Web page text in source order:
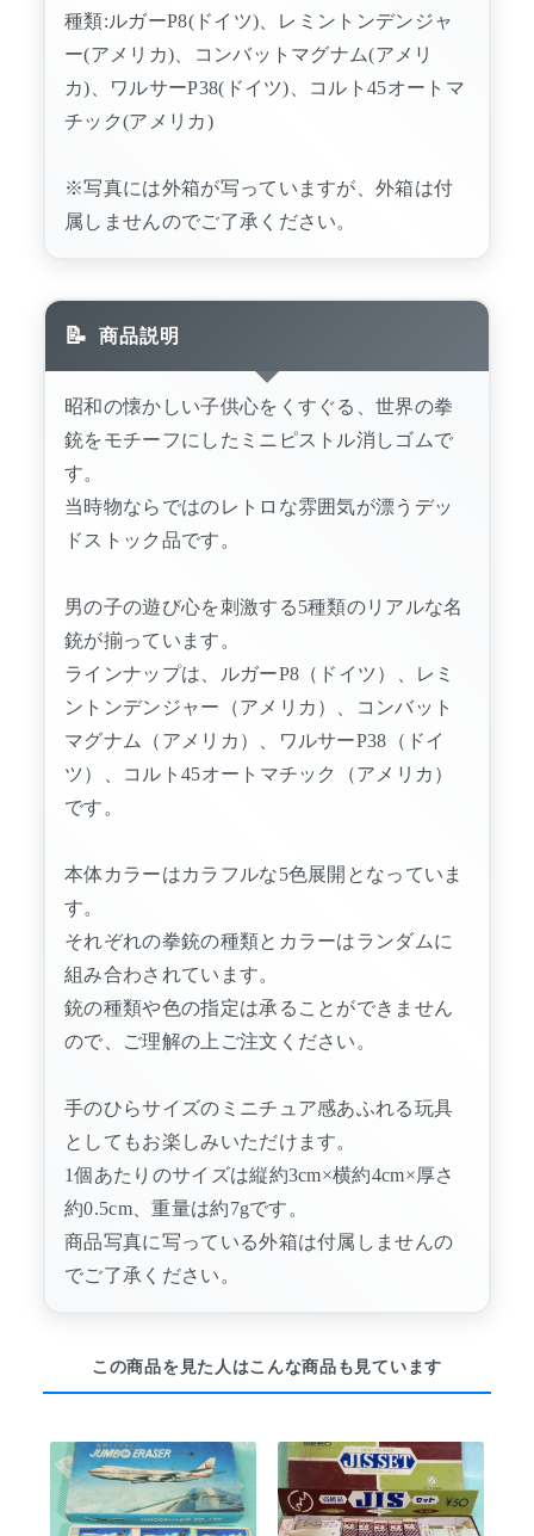
種類:ルガーP8(ドイツ)、レミントンデンジャ
ー(アメリカ)、コンバットマグナム(アメリ
カ)、ワルサーP38(ドイツ)、コルト45オートマ
チック(アメリカ)
※写真には外箱が写っていますが、外箱は付
属しませんのでご了承ください。
商品説明
昭和の懐かしい子供心をくすぐる、世界の拳
銃をモチーフにしたミニピストル消しゴムで
す。
当時物ならではのレトロな雰囲気が漂うデッ
ドストック品です。
男の子の遊び心を刺激する5種類のリアルな名
銃が揃っています。
ラインナップは、ルガーP8（ドイツ）、レミ
ントンデンジャー（アメリカ）、コンバット
マグナム（アメリカ）、ワルサーP38（ドイ
ツ）、コルト45オートマチック（アメリカ）
です。
本体カラーはカラフルな5色展開となっていま
す。
それぞれの拳銃の種類とカラーはランダムに
組み合わされています。
銃の種類や色の指定は承ることができません
ので、ご理解の上ご注文ください。
手のひらサイズのミニチュア感あふれる玩具
としてもお楽しみいただけます。
1個あたりのサイズは縦約3cm×横約4cm×厚さ
約0.5cm、重量は約7gです。
商品写真に写っている外箱は付属しませんの
でご了承ください。
この商品を見た人はこんな商品も見ています